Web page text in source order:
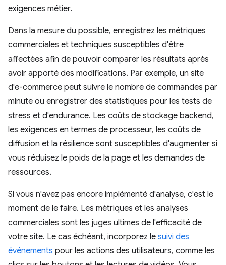
exigences métier.
Dans la mesure du possible, enregistrez les métriques
commerciales et techniques susceptibles d'être
affectées afin de pouvoir comparer les résultats après
avoir apporté des modifications. Par exemple, un site
d'e-commerce peut suivre le nombre de commandes par
minute ou enregistrer des statistiques pour les tests de
stress et d'endurance. Les coûts de stockage backend,
les exigences en termes de processeur, les coûts de
diffusion et la résilience sont susceptibles d'augmenter si
vous réduisez le poids de la page et les demandes de
ressources.
Si vous n'avez pas encore implémenté d'analyse, c'est le
moment de le faire. Les métriques et les analyses
commerciales sont les juges ultimes de l'efficacité de
votre site. Le cas échéant, incorporez le suivi des
événements pour les actions des utilisateurs, comme les